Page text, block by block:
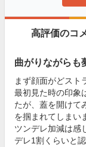
高評価のコ
曲がりながらも
まず顔面がどスト
最初見た時の印象
たが、蓋を開けて
を掴まれてしまい
ツンデレ加減は感
デレ1割くらいと